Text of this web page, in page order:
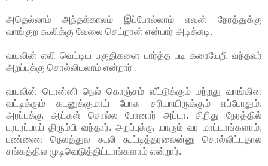
அதெல்லாம் அந்தக்காலம் இப்போல்லாம் எவன் நேரத்துக்கு
வாங்குற கூலிக்கு வேலை செய்றான் என்பார் அடிக்கடி.
வயலின் எலி வெட்டிய பகுதிகளை பார்த்த படி கரையேறி வந்தவர்
அறப்புக்கு சொல்லிடலாம் என்றார் .
வயலின் பொன்னி நெல் கொஞ்சம் வீட்டுக்கும் மற்றது வாங்கின
வட்டிக்கும் கடனுக்குமாய் போக சரியாயிருக்கும் எப்போதும்.
அரப்புக்கு ஆட்கள் சொல்ல போனார் அப்பா. சிறிது நேரத்தில்
பரபரப்பாய் திரும்பி வந்தார். அறப்புக்கு யாரும் வர மாட்டாங்களாம்,
பண்ணை நெலத்துல கூலி கூட்டித்தரலைன்னு சொல்லிட்டதால
சங்கத்தில முடிவெடுத்திட்டாங்களாம் என்றார்.